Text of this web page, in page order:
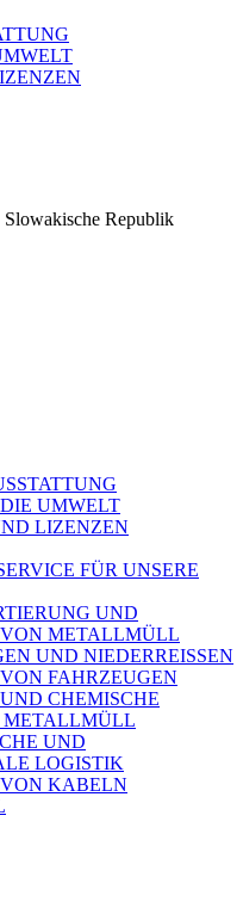
Republik
UMWELT
LIZENZEN
FÜR UNSERE
UND
METALLMÜLL
UND NIEDERREISSEN
FAHRZEUGEN
CHEMISCHE
METALLMÜLL
UND
LOGISTIK
KABELN